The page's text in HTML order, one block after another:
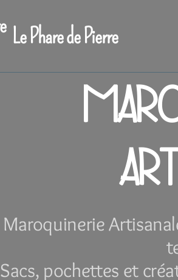
Le Phare de Pierre
Maroquinerie
Sacs, pochettes et